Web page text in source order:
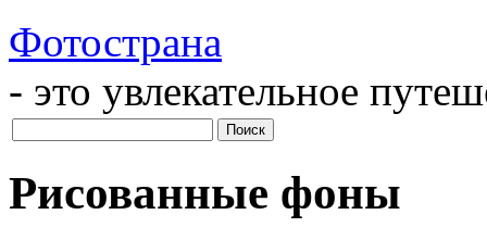
Фотострана
- это увлекательное
Рисованные фоны